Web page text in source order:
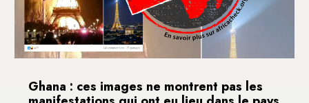
Ghana : ces images ne montrent pas les